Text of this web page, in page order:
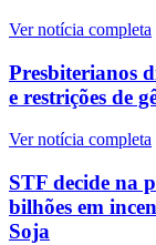
Ver notícia completa
Presbiterianos
e restrições de
Ver notícia completa
STF decide na
bilhões em
Soja